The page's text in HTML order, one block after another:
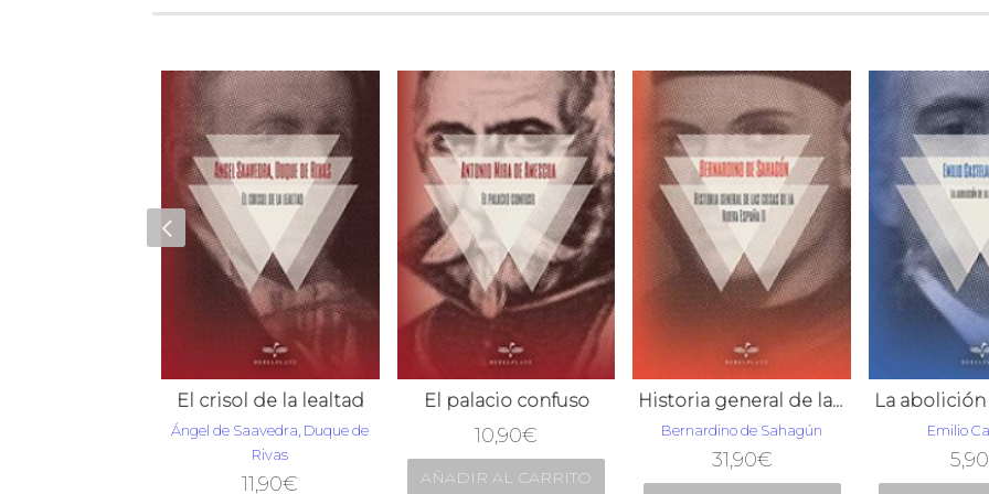
El crisol de la lealtad
Ángel de Saavedra, Duque de
Rivas
11,90€
El palacio confuso
10,90€
AÑADIR AL CARRITO
Historia general de las cosas de la Nueva España II
Bernardino de Sahagún
31,90€
Emilio
5,90